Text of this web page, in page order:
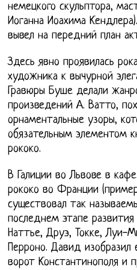
немецкого скульптора,
Иоганна Иоахима
вывел на передний план
Здесь явно проявилась
художника к вычурной
Гравюры Буше делали
произведений А. Ватто,
орнаментальные узоры,
обязательным элементом
рококо.
В Галиции во Львове в
рококо во Франции
существовал так
последнем этапе
Наттье, Друэ, Токке, Луи-
Перроно. Давид
ворот Константинополя и